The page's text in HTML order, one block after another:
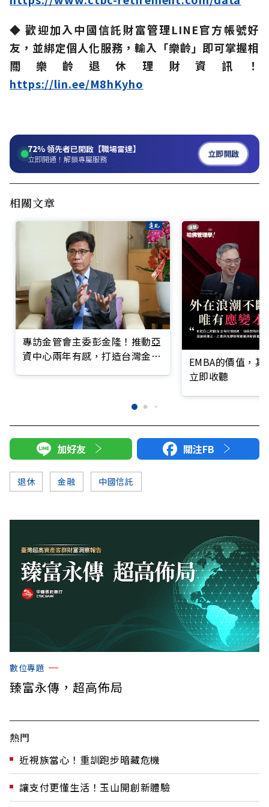
◆ 歡迎加入中國信託財富管理LINE官方帳號好
友，並綁定個人化服務，輸入「樂齡」即可掌握相
關樂齡退休理財資訊！
https://lin.ee/M8hKyho
72%領先者已開啟【職場雷達】
立即開通！解鎖專屬服務 立即開啟
相關文章
專訪金管會主委彭金隆！推動亞
資中心兩年有感，打造台灣金融
EMBA的價值，
立即收聽
加好友 關注FB
退休 金融 中國信託
數位專題
臻富永傳，超高佈局
熱門
近視族當心！重訓跑步暗藏危機
讓支付更懂生活！玉山開創新體驗